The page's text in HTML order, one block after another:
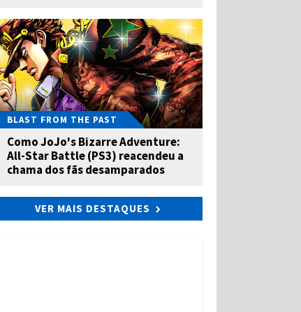
BLAST FROM THE PAST
Como JoJo's Bizarre Adventure:
All-Star Battle (PS3) reacendeu a
chama dos fãs desamparados
VER MAIS DESTAQUES